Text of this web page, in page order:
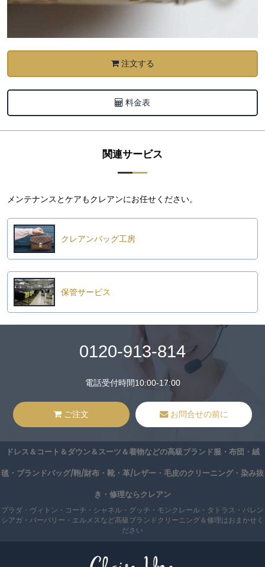
注文する
料金表
関連サービス
メンテナンスとケアもクレアンにお任せください。
クレアンバッグ工房
保管サービス
0120-913-814
電話受付時間10:00-17:00
ご注文 お問合せの前に
ドレス＆コート＆ダウン＆スーツ＆着物などの高級ブランド服・布団・絨
毯・ブランドバッグ/鞄/財布・靴・革/レザー・毛皮のクリーニング・染み抜
き・修理ならクレアン
プラダ・ヴィトン・コーチ・シャネル・グッチ・モンクレール・タトラス・バレン
シアガ・バーバリー・エルメスなど高級ブランドクリーニング＆修理はおまかせく
ださい